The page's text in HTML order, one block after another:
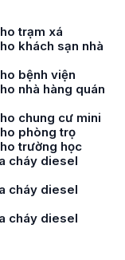
trạm xá
khách sạn nhà
bệnh viện
nhà hàng quán
chung cư mini
phòng trọ
trường học
cháy diesel
cháy diesel
cháy diesel